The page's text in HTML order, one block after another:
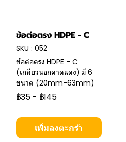
ข้อต่อตรง HDPE - C
SKU : 052
ข้อต่อตรง HDPE - C
(เกลียวนอกคาดแดง) มี 6
ขนาด (20mm-63mm)
฿35 - ฿145
เพิ่มลงตะกร้า